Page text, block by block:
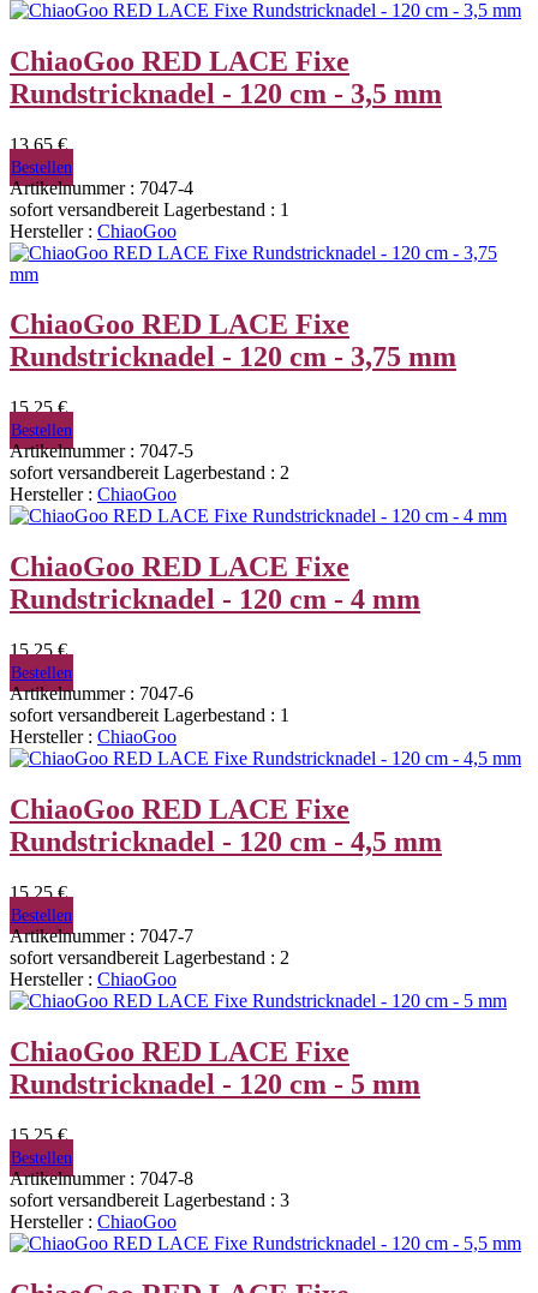
ChiaoGoo RED LACE Fixe
Rundstricknadel - 120 cm - 3,5 mm
13,65 €
Bestellen
Artikelnummer : 7047-4
sofort versandbereit Lagerbestand : 1
Hersteller : ChiaoGoo
ChiaoGoo RED LACE Fixe
Rundstricknadel - 120 cm - 3,75 mm
15,25 €
Bestellen
Artikelnummer : 7047-5
sofort versandbereit Lagerbestand : 2
Hersteller : ChiaoGoo
ChiaoGoo RED LACE Fixe
Rundstricknadel - 120 cm - 4 mm
15,25 €
Bestellen
Artikelnummer : 7047-6
sofort versandbereit Lagerbestand : 1
Hersteller : ChiaoGoo
ChiaoGoo RED LACE Fixe
Rundstricknadel - 120 cm - 4,5 mm
15,25 €
Bestellen
Artikelnummer : 7047-7
sofort versandbereit Lagerbestand : 2
Hersteller : ChiaoGoo
ChiaoGoo RED LACE Fixe
Rundstricknadel - 120 cm - 5 mm
15,25 €
Bestellen
Artikelnummer : 7047-8
sofort versandbereit Lagerbestand : 3
Hersteller : ChiaoGoo